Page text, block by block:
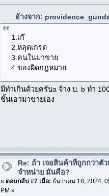
อ้างจาก:
1.เก๊
2.หลุดเกรด
3.คนในมาขาย
4.ของผิดกฎหมาย
มีทำเกินด้วยครับa จ้าง บ. b ทำ
ชิ้นเอามาขายเอง
Re: ถ้า เจอสินค้าที่ถูกกว่าตั
จำหน่าย มันคือ?
« ตอบกลับ #7 เมื่อ: ธันวาคม 18, 2024,
PM »